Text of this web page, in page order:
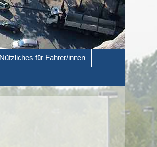
Nützliches für Fahrer/innen